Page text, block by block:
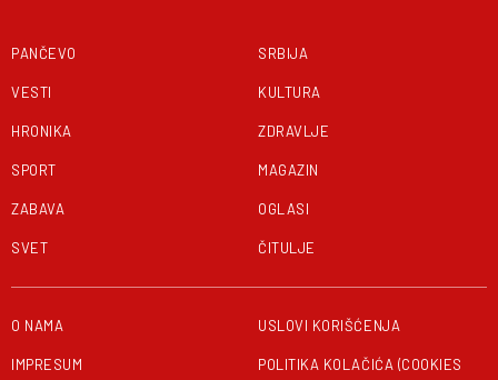
PANČEVO
VESTI
HRONIKA
SPORT
ZABAVA
SVET
SRBIJA
KULTURA
ZDRAVLJE
MAGAZIN
OGLASI
ČITULJE
O NAMA
IMPRESUM
USLOVI KORIŠĆENJA
POLITIKA KOLAČIĆA (COOKIES